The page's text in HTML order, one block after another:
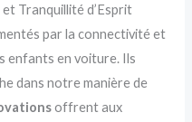
Tranquillité d’Esprit
par la connectivité et
enfants en voiture. Ils
dans notre manière de
offrent aux